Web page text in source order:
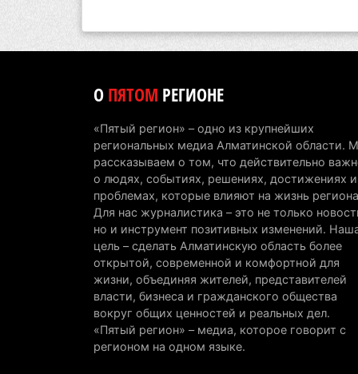
ОПЯТОМ РЕГИОНЕ
«Пятый регион» – одно из крупнейших
региональных медиа Алматинской области.
рассказываем о том, что действительно
о людях, событиях, решениях, достижениях и
проблемах, которые влияют на жизнь
Для нас журналистика – это не только
но и инструмент позитивных изменений.
цель – сделать Алматинскую область более
открытой, современной и комфортной для
жизни, объединяя жителей, представителей
власти, бизнеса и гражданского общества
вокруг общих ценностей и реальных дел.
«Пятый регион» – медиа, которое говорит с
регионом на одном языке.